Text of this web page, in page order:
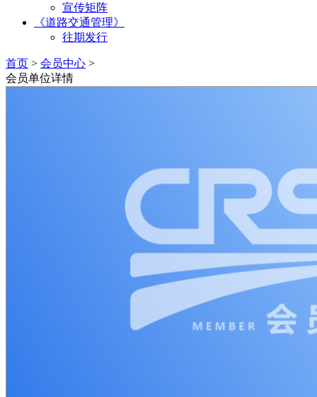
宣传矩阵
《道路交通管理》
往期发行
首页 > 会员中心 >
会员单位详情